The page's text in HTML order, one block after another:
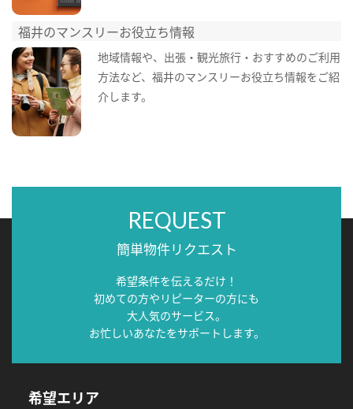
福井のマンスリーお役立ち情報
地域情報や、出張・観光旅行・おすすめのご利用
方法など、福井のマンスリーお役立ち情報をご紹
介します。
REQUEST
簡単物件リクエスト
希望条件を伝えるだけ！
初めての方やリピーターの方にも
大人気のサービス。
お忙しいあなたをサポートします。
希望エリア